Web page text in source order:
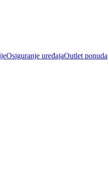
Osiguranje uređajaOutlet ponuda